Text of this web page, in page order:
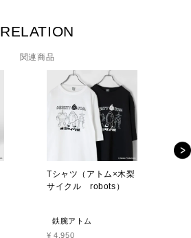
RELATION
関連商品
Tシャツ（アトム×木梨
サイクル robots）
鉄腕アトム
¥ 4,950